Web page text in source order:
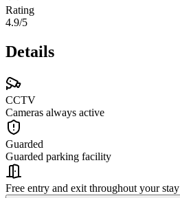
Rating
4.9/5
Details
CCTV
Cameras always active
Guarded
Guarded parking facility
Free entry and exit throughout your stay